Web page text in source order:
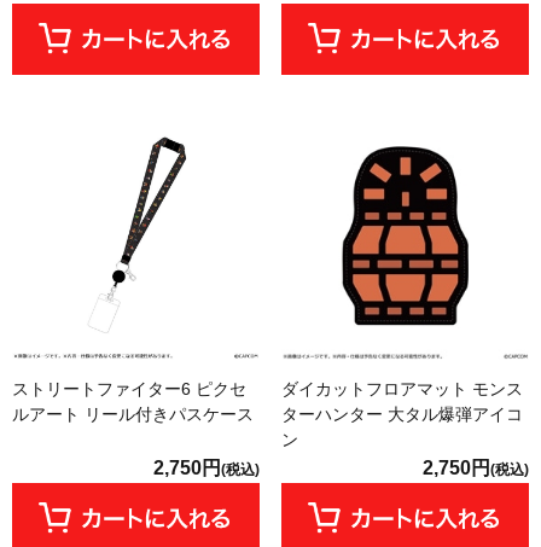
ストリートファイター6 ピクセ
ルアート リール付きパスケース
2,750円 (税込)
ダイカットフロアマット モンス
ターハンター 大タル爆弾アイコ
ン
2,750円 (税込)